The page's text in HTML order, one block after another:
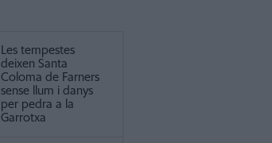
Les tempestes
deixen Santa
Coloma de Farners
sense llum i danys
per pedra a la
Garrotxa